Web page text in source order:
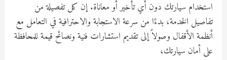
استخدام سيارتك دون أي تأخير أو معاناة. إن كل تفصيلة من
تفاصيل الخدمة، بدءًا من سرعة الاستجابة والاحترافية في التعامل مع
أنظمة الأقفال وصولاً إلى تقديم استشارات فنية ونصائح قيمة للمحافظة
على أمان سيارتك،